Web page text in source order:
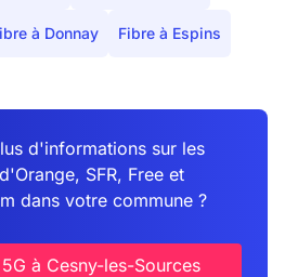
à Donnay Fibre à Espins
d'informations sur les
SFR, Free et
dans votre commune ?
à Cesny-les-Sources